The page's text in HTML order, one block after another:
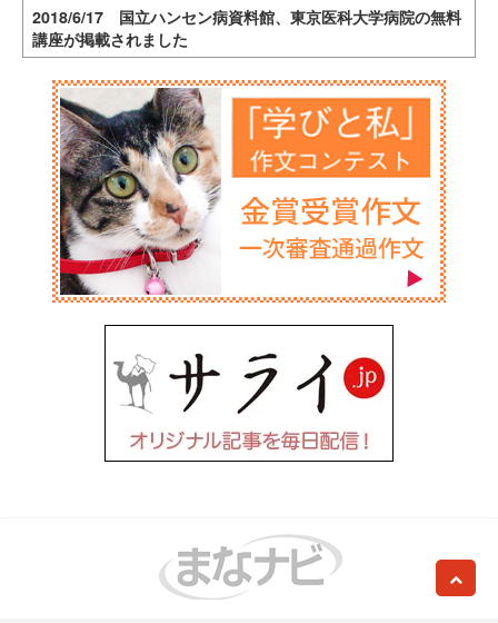
2018/6/17 国立ハンセン病資料館、東京医科大学病院の無料
講座が掲載されました